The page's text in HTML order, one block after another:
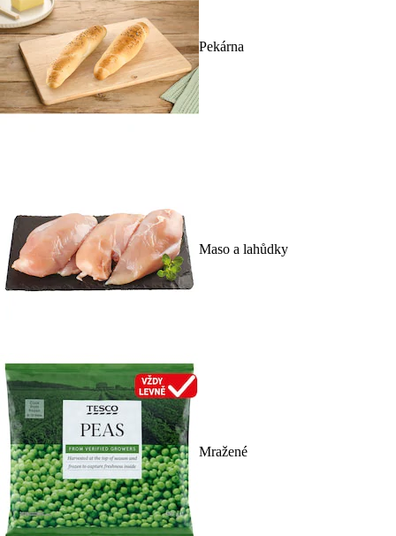
Pekárna
Maso a lahůdky
Mražené